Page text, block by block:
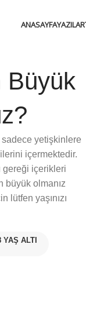
Büyük
yetişkinlere
içermektedir.
gereği içerikleri
büyük olmanız
lütfen yaşınızı
YAŞ ALTI
ANASAYFAYAZILAR